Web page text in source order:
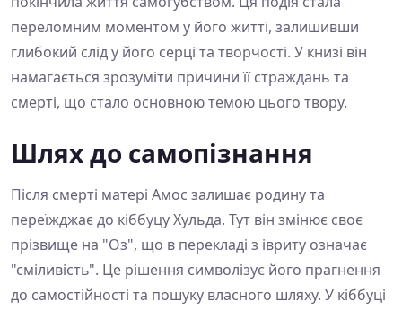
переломним моментом у його житті, залишивши
глибокий слід у його серці та творчості. У книзі він
намагається зрозуміти причини її страждань та
смерті, що стало основною темою цього твору.
Шлях до самопізнання
Після смерті матері Амос залишає родину та
переїжджає до кіббуцу Хульда. Тут він змінює своє
прізвище на "Оз", що в перекладі з івриту означає
"сміливість". Це рішення символізує його прагнення
до самостійності та пошуку власного шляху. У кіббуці